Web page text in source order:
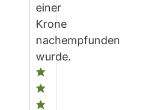
einer
Krone
nachempfunden
wurde.